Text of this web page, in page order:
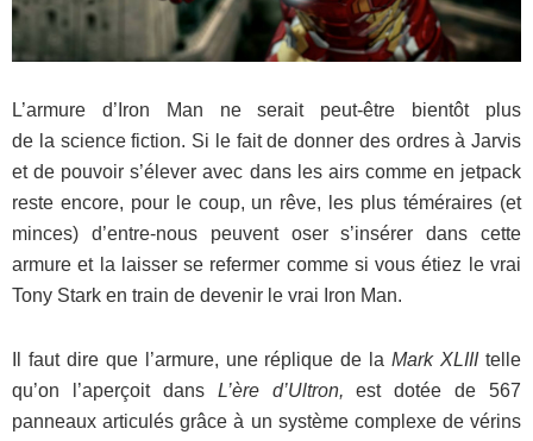
L’armure d’Iron Man ne serait peut-être bientôt plus
de la science fiction. Si le fait de donner des ordres à Jarvis
et de pouvoir s’élever avec dans les airs comme en jetpack
reste encore, pour le coup, un rêve, les plus téméraires (et
minces) d’entre-nous peuvent oser s’insérer dans cette
armure et la laisser se refermer comme si vous étiez le vrai
Tony Stark en train de devenir le vrai Iron Man.
Il faut dire que l’armure, une réplique de laMark XLIIItelle
qu’on l’aperçoit dans L’ère d’Ultron,est dotée de 567
panneaux articulés grâce à un système complexe de vérins